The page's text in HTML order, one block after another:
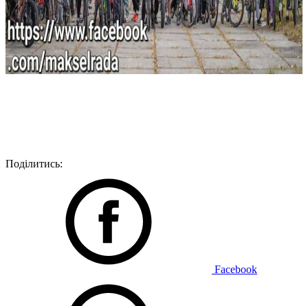
Поділитись:
Facebook